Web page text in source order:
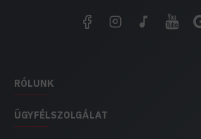
RÓLUNK
ÜGYFÉLSZOLGÁLAT